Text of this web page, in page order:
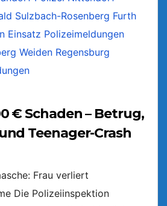
€ Schaden – Betrug,
Teenager-Crash
Frau verliert
Die Polizeiinspektion